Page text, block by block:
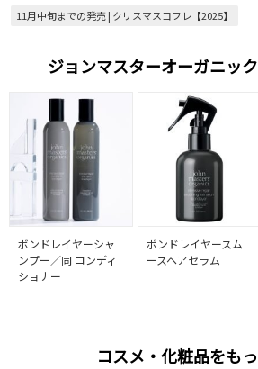
11月中旬までの発売 | クリスマスコフレ【2025】
ジョンマスターオーガニッ
ボンドレイヤーシャ
ンプー／同 コンディ
ショナー
ボンドレイヤースム
ースヘアセラム
コスメ・化粧品をも